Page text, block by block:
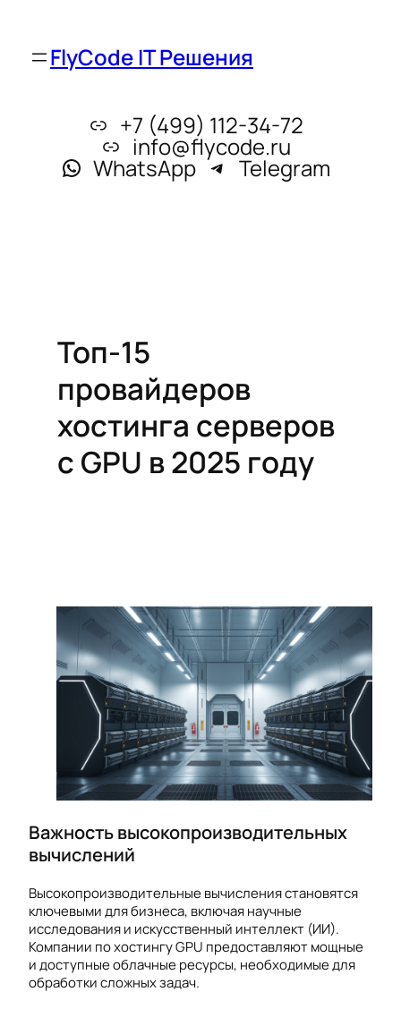
FlyCode IT Решения
+7 (499) 112-34-72
info@flycode.ru
WhatsApp Telegram
Топ-15
провайдеров
хостинга серверов
с GPU в 2025 году
Важность высокопроизводительных
вычислений
Высокопроизводительные вычисления становятся
ключевыми для бизнеса, включая научные
исследования и искусственный интеллект (ИИ).
Компании по хостингу GPU предоставляют мощные
и доступные облачные ресурсы, необходимые для
обработки сложных задач.